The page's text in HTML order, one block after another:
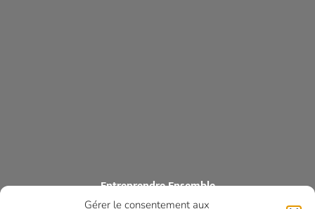
Gérer le consentement aux
Entreprendre Ensemble
ASSOCIATION DES COMMERÇANTS ET ARTISANS DES MONTS